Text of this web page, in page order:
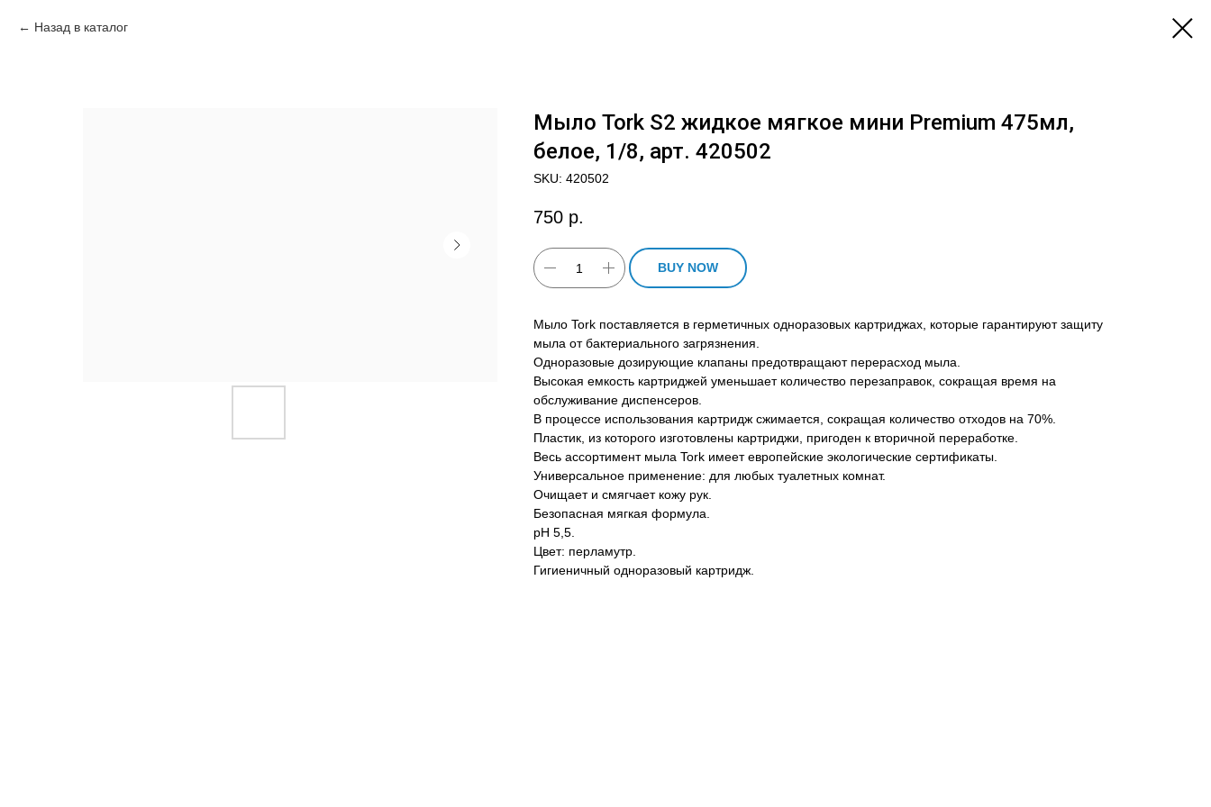
Назад в каталог
Мыло Tork S2 жидкое мягкое мини Premium 475мл,
белое, 1/8, арт. 420502
SKU: 420502
750 р.
BUY NOW
Мыло Tork поставляется в герметичных одноразовых картриджах, которые гарантируют защиту
мыла от бактериального загрязнения.
Одноразовые дозирующие клапаны предотвращают перерасход мыла.
Высокая емкость картриджей уменьшает количество перезаправок, сокращая время на
обслуживание диспенсеров.
В процессе использования картридж сжимается, сокращая количество отходов на 70%.
Пластик, из которого изготовлены картриджи, пригоден к вторичной переработке.
Весь ассортимент мыла Tork имеет европейские экологические сертификаты.
Универсальное применение: для любых туалетных комнат.
Очищает и смягчает кожу рук.
Безопасная мягкая формула.
pH 5,5.
Цвет: перламутр.
Гигиеничный одноразовый картридж.